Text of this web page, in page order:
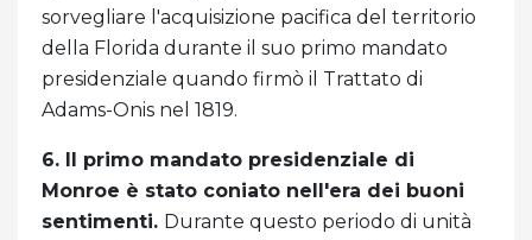
sorvegliare l'acquisizione pacifica del territorio
della Florida durante il suo primo mandato
presidenziale quando firmò il Trattato di
Adams-Onis nel 1819.
6. Il primo mandato presidenziale di
Monroe è stato coniato nell'era dei buoni
sentimenti. Durante questo periodo di unità